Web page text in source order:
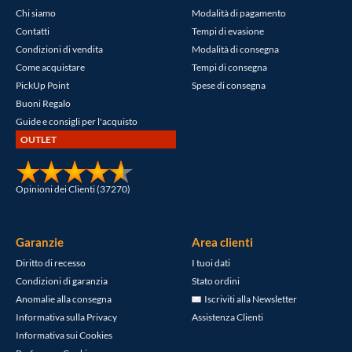
Chi siamo
Contatti
Condizioni di vendita
Come acquistare
PickUp Point
Buoni Regalo
Guide e consigli per l'acquisto
OUTLET
Opinioni dei Clienti (37270)
Modalità di pagamento
Tempi di evasione
Modalità di consegna
Tempi di consegna
Spese di consegna
Garanzie
Diritto di recesso
Condizioni di garanzia
Anomalie alla consegna
Informativa sulla Privacy
Informativa sui Cookies
Area clienti
I tuoi dati
Stato ordini
Iscriviti alla Newsletter
Assistenza Clienti